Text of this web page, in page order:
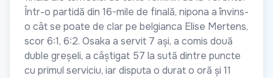
Într-o partidă din 16-mile de finală, nipona a învins-
o cât se poate de clar pe belgianca Elise Mertens,
scor 6:1, 6:2. Osaka a servit 7 ași, a comis două
duble greșeli, a câștigat 57 la sută dintre puncte
cu primul serviciu, iar disputa o durat o oră și 11